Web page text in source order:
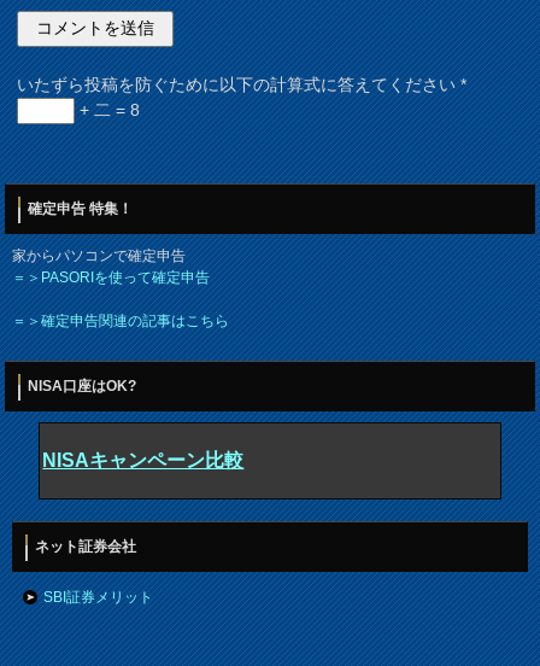
いたずら投稿を防ぐために以下の計算式に答えてください*
+ 二 = 8
確定申告 特集！
家からパソコンで確定申告
＝＞PASORIを使って確定申告
＝＞確定申告関連の記事はこちら
NISA口座はOK?
NISAキャンペーン比較
ネット証券会社
SBI証券メリット